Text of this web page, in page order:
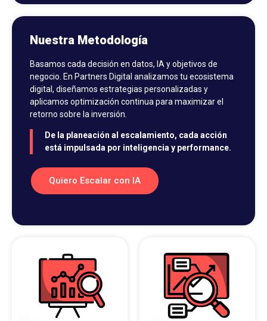
Nuestra Metodología
Basamos cada decisión en datos, IA y objetivos de
negocio. En Partners Digital analizamos tu ecosistema
digital, diseñamos estrategias personalizadas y
aplicamos optimización continua para maximizar el
retorno sobre la inversión.
De la planeación al escalamiento, cada acción
está impulsada por inteligencia y performance.
Quiero Escalar con IA